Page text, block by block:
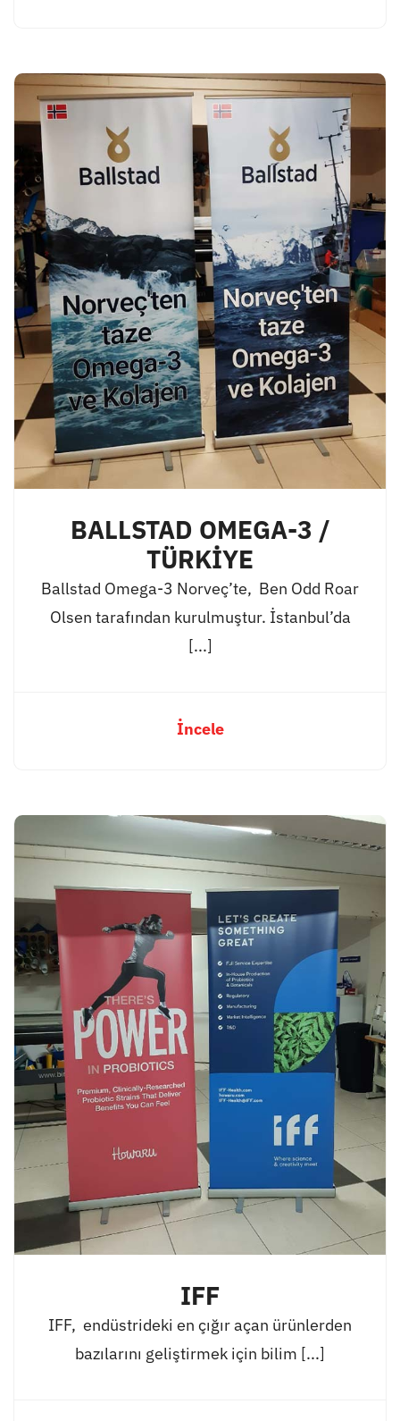
BALLSTAD OMEGA-3 /
TÜRKİYE
Ballstad Omega-3 Norveç’te, Ben Odd Roar
Olsen tarafından kurulmuştur. İstanbul’da
[...]
İncele
IFF
IFF, endüstrideki en çığır açan ürünlerden
bazılarını geliştirmek için bilim [...]